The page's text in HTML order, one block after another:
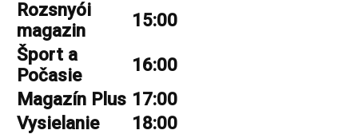
Rozsnyói
magazin
15:00
Šport a
Počasie
16:00
Magazín Plus 17:00
Vysielanie
18:00